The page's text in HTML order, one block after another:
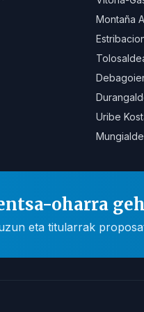
Montaña
Uribe
oharra
eta titularrak